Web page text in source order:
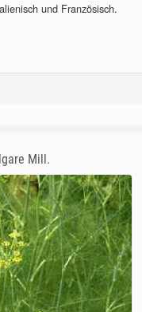
und Französisch.
Mill.